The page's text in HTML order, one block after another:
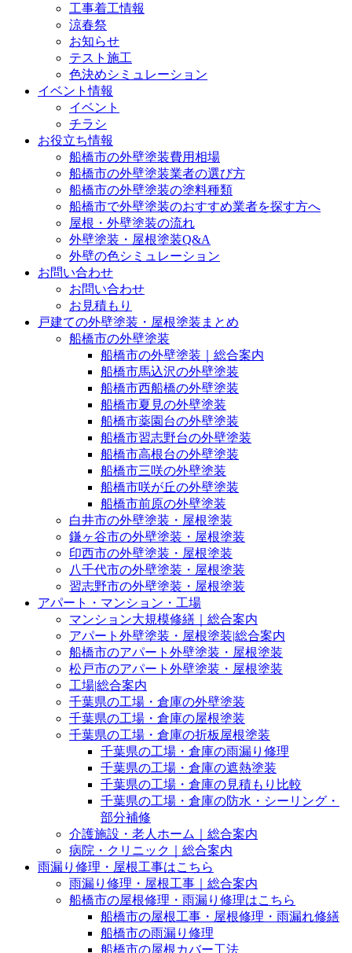
工事着工情報
涼春祭
お知らせ
テスト施工
色決めシミュレーション
イベント情報
イベント
チラシ
お役立ち情報
船橋市の外壁塗装費用相場
船橋市の外壁塗装業者の選び方
船橋市の外壁塗装の塗料種類
船橋市で外壁塗装のおすすめ業者を探す方へ
屋根・外壁塗装の流れ
外壁塗装・屋根塗装Q&A
外壁の色シミュレーション
お問い合わせ
お問い合わせ
お見積もり
戸建ての外壁塗装・屋根塗装まとめ
船橋市の外壁塗装
船橋市の外壁塗装｜総合案内
船橋市馬込沢の外壁塗装
船橋市西船橋の外壁塗装
船橋市夏見の外壁塗装
船橋市薬園台の外壁塗装
船橋市習志野台の外壁塗装
船橋市高根台の外壁塗装
船橋市三咲の外壁塗装
船橋市咲が丘の外壁塗装
船橋市前原の外壁塗装
白井市の外壁塗装・屋根塗装
鎌ヶ谷市の外壁塗装・屋根塗装
印西市の外壁塗装・屋根塗装
八千代市の外壁塗装・屋根塗装
習志野市の外壁塗装・屋根塗装
アパート・マンション・工場
マンション大規模修繕｜総合案内
アパート外壁塗装・屋根塗装|総合案内
船橋市のアパート外壁塗装・屋根塗装
松戸市のアパート外壁塗装・屋根塗装
工場|総合案内
千葉県の工場・倉庫の外壁塗装
千葉県の工場・倉庫の屋根塗装
千葉県の工場・倉庫の折板屋根塗装
千葉県の工場・倉庫の雨漏り修理
千葉県の工場・倉庫の遮熱塗装
千葉県の工場・倉庫の見積もり比較
千葉県の工場・倉庫の防水・シーリング・
部分補修
介護施設・老人ホーム｜総合案内
病院・クリニック｜総合案内
雨漏り修理・屋根工事はこちら
雨漏り修理・屋根工事｜総合案内
船橋市の屋根修理・雨漏り修理はこちら
船橋市の屋根工事・屋根修理・雨漏れ修繕
船橋市の雨漏り修理
船橋市の屋根カバー工法